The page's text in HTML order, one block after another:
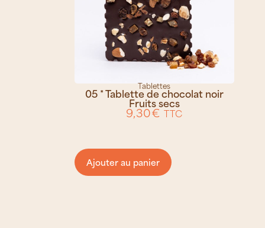
Tablettes
05 * Tablette de chocolat noir
Fruits secs
9,30€ TTC
Ajouter au panier